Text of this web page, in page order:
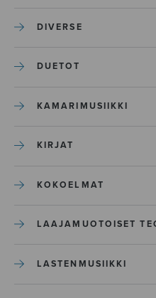
DIVERSE
DUETOT
KAMARIMUSIIKKI
KIRJAT
KOKOELMAT
LAAJAMUOTOISET
LASTENMUSIIKKI